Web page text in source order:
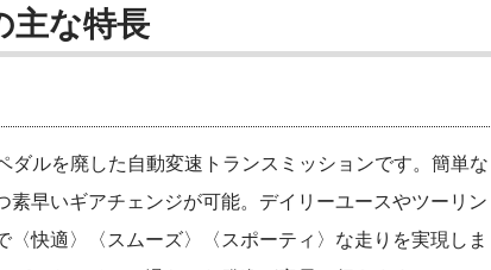
主な特長
ルを廃した自動変速トランスミッションです。簡単な
早いギアチェンジが可能。デイリーユースやツーリン
快適〉〈スムーズ〉〈スポーティ〉な走りを実現しま